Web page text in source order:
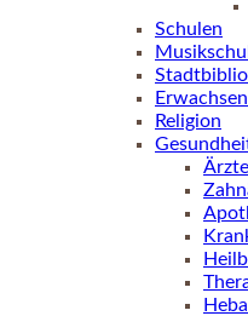
Schulen
Religion
Ärzte